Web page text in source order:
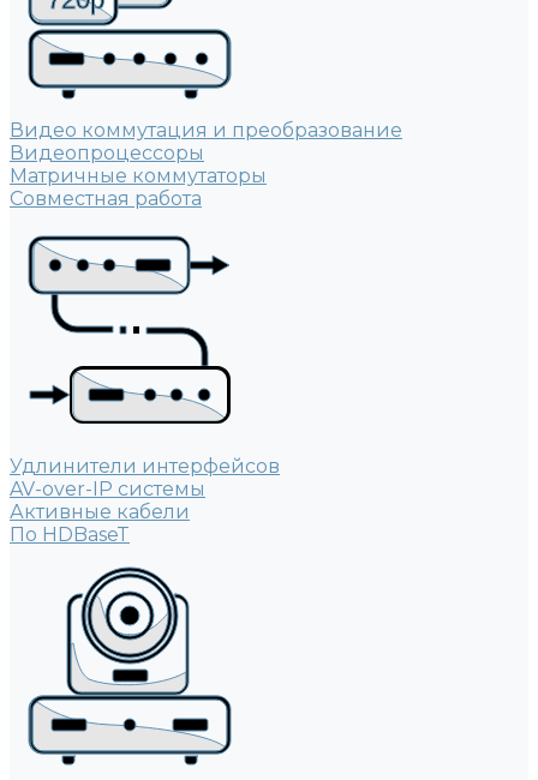
Видео коммутация и преобразование
Видеопроцессоры
Матричные коммутаторы
Совместная работа
Удлинители интерфейсов
AV-over-IP системы
Активные кабели
По HDBaseT